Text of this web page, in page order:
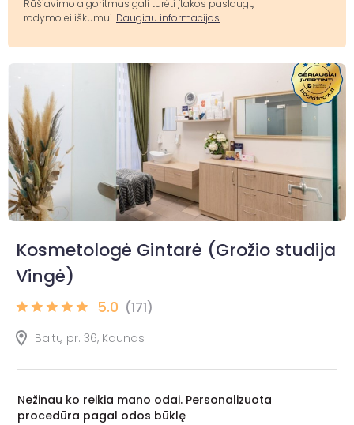
Rūšiavimo algoritmas gali turėti įtakos paslaugų
rodymo eiliškumui. Daugiau informacijos
Kosmetologė Gintarė (Grožio studija
Vingė)
5.0 (171)
Baltų pr. 36, Kaunas
Nežinau ko reikia mano odai. Personalizuota
procedūra pagal odos būklę